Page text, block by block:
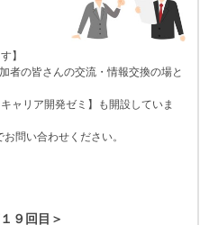
】
者の皆さんの交流・情報交換の場と
ャリア開発ゼミ】も開設していま
問い合わせください。
９回目＞